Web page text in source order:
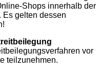
Shops innerhalb der
Es gelten dessen
vor
teilzunehmen.